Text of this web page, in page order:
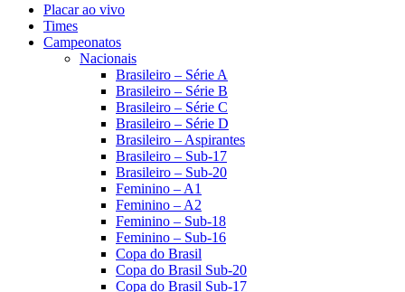
Placar ao vivo
Times
Campeonatos
Nacionais
Brasileiro – Série A
Brasileiro – Série B
Brasileiro – Série C
Brasileiro – Série D
Brasileiro – Aspirantes
Brasileiro – Sub-17
Brasileiro – Sub-20
Feminino – A1
Feminino – A2
Feminino – Sub-18
Feminino – Sub-16
Copa do Brasil
Copa do Brasil Sub-20
Copa do Brasil Sub-17